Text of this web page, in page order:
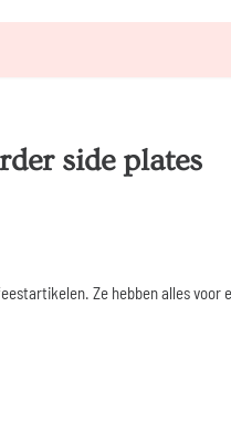
side plates
Ze hebben alles voor